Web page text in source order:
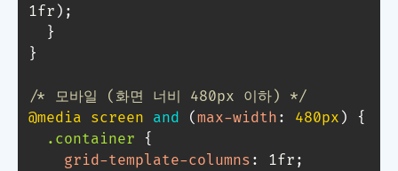
1fr ) ;
}
}
/* 모바일 (화면 너비 480px 이하) */
@media screen and (max-width : 480px )
{
.container
{
grid-template-columns : 1fr ;